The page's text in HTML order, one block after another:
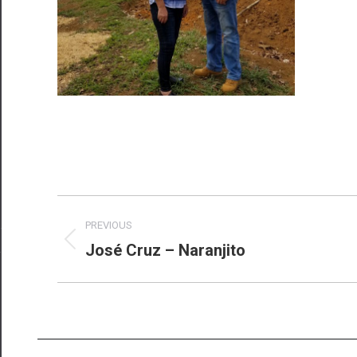
navigation
PREVIOUS
Previous
José Cruz – Naranjito